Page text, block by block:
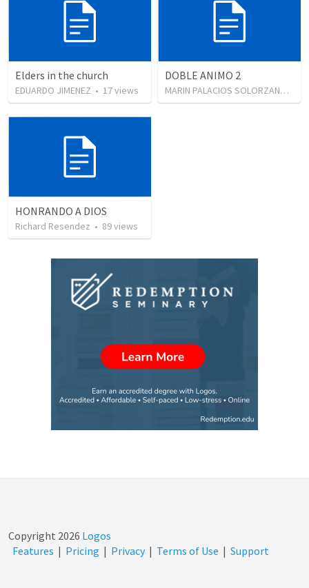
Elders in the church
EDUARDO JIMENEZ • 17views
DOBLE ANIMO 2
MARIN PALACIOS SOLORZANO•
HONRANDO A DIOS
Richard Resendez • 89views
Copyright 2026 Logos
Features | Pricing | Privacy | Terms of Use | Support